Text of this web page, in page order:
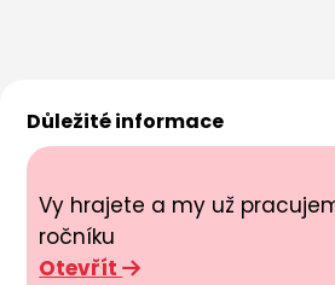
Důležité informace
Vy hrajete a my už
ročníku
Otevřít